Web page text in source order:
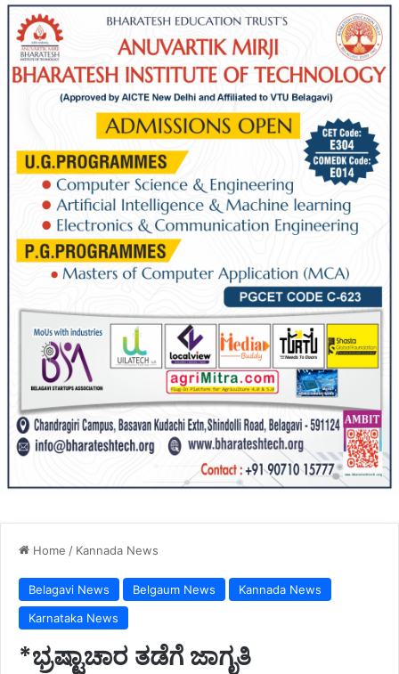
Home / Kannada News
Belagavi News Belgaum News
Kannada News
Karnataka News
*ಭ್ರಷ್ಟಾಚಾರ ತಡೆಗೆ ಜಾಗೃತಿ